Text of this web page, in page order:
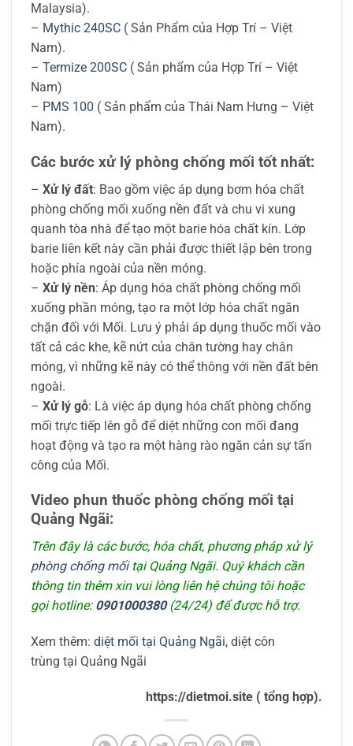
Malaysia).
– Mythic 240SC ( Sản Phẩm của Hợp Trí – Việt
Nam).
– Termize 200SC ( Sản phẩm của Hợp Trí – Việt
Nam)
– PMS 100 ( Sản phẩm của Thái Nam Hưng – Việt
Nam).
Các bước xử lý phòng chống mối tốt nhất:
– Xử lý đất: Bao gồm việc áp dụng bơm hóa chất
phòng chống mối xuống nền đất và chu vi xung
quanh tòa nhà để tạo một barie hóa chất kín. Lớp
barie liên kết này cần phải được thiết lập bên trong
hoặc phía ngoài của nền móng.
– Xử lý nền: Áp dụng hóa chất phòng chống mối
xuống phần móng, tạo ra một lớp hóa chất ngăn
chặn đối với Mối. Lưu ý phải áp dụng thuốc mối vào
tất cả các khe, kẽ nứt của chân tường hay chân
móng, vì những kẽ này có thể thông với nền đất bên
ngoài.
– Xử lý gỗ: Là việc áp dụng hóa chất phòng chống
mối trực tiếp lên gỗ để diệt những con mối đang
hoạt động và tạo ra một hàng rào ngăn cản sự tấn
công của Mối.
Video phun thuốc phòng chống mối tại
Quảng Ngãi:
Trên đây là các bước, hóa chất, phương pháp xử lý
phòng chống mốitại Quảng Ngãi. Quý khách cần
thông tin thêm xin vui lòng liên hệ chúng tôi hoặc
gọi hotline: 0901000380(24/24) để được hỗ trợ.
Xem thêm: diệt mối tại Quảng Ngãi, diệt côn
trùng tại Quảng Ngãi
https://dietmoi.site ( tổng hợp).